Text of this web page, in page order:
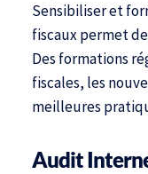
Sensibiliser et
fiscaux permet
Des formations
fiscales, les
meilleures
Audit